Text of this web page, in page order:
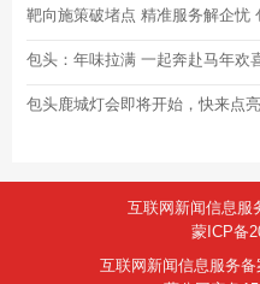
靶向施策破堵点 精准服务解企忧
包头：年味拉满 一起奔赴马年欢
包头鹿城灯会即将开始，快来点
互联网新闻信息服
蒙ICP备
互联网新闻信息服务